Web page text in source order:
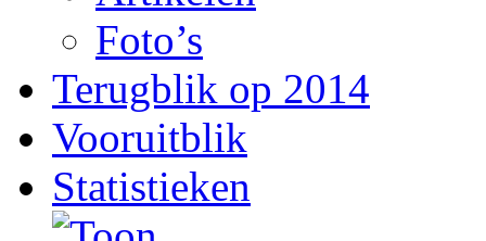
Foto’s
Terugblik op 2014
Vooruitblik
Statistieken